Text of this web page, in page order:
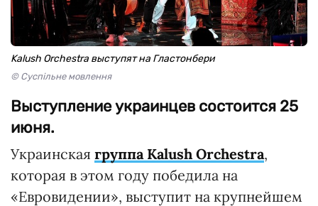
Kalush Orchestra выступят на Гластонбери
© Суспільне мовлення
Выступление украинцев состоится 25
июня.
Украинская группа Kalush Orchestra,
которая в этом году победила на
«Евровидении», выступит на крупнейшем